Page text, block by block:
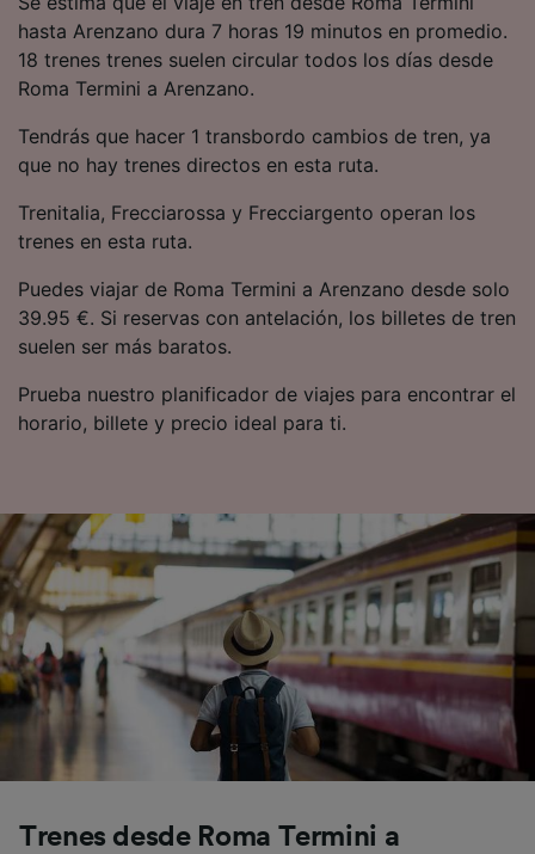
hasta Arenzano dura 7 horas 19 minutos en promedio.
18 trenes trenes suelen circular todos los días desde
Roma Termini a Arenzano.
Tendrás que hacer 1 transbordo cambios de tren, ya
que no hay trenes directos en esta ruta.
Trenitalia, Frecciarossa y Frecciargento operan los
trenes en esta ruta.
Puedes viajar de Roma Termini a Arenzano desde solo
39.95 €. Si reservas con antelación, los billetes de tren
suelen ser más baratos.
Prueba nuestro planificador de viajes para encontrar el
horario, billete y precio ideal para ti.
Trenes desde Roma Termini a
precisa. Analizar activamente las
características del dispositivo para su
identificación. Almacenar la información en un
dispositivo y/o acceder a ella. Publicidad y
publicidad y contenido, investigación de
audiencia y desarrollo de servicios.
Lista de asociados (proveedores)